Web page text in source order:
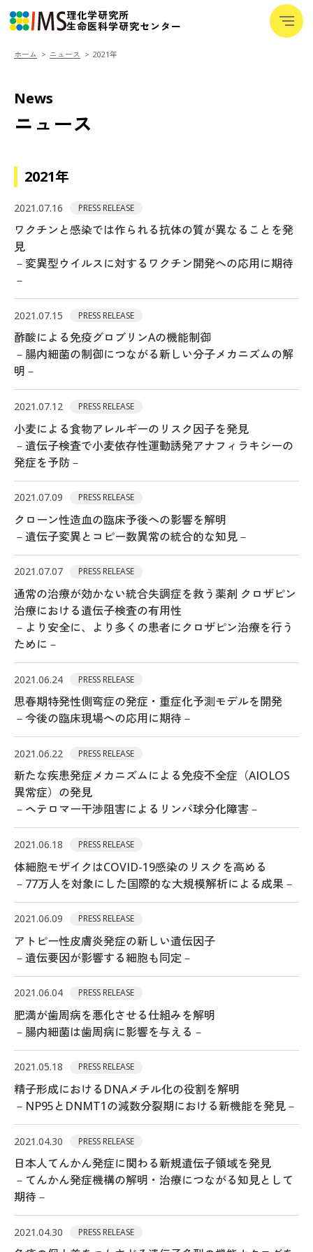
理化学研究所
生命医科学研究センター
─
─
─
研究室紹介
チャレンジ
アクセス
サイトマップ
ENGLISH
国立研究開発法人 理化学研究所
生命医科学研究センター
〒230-0045 神奈川県横浜市鶴見区末広町1丁目7番22号
理化学研究所 横浜事業所
ホーム ニュース 2021年
News
ニュース
2021年
2021.07.16 PRESS RELEASE
ワクチンと感染では作られる抗体の質が異なることを発
見
－変異型ウイルスに対するワクチン開発への応用に期待
－
2021.07.15 PRESS RELEASE
酢酸による免疫グロブリンAの機能制御
－腸内細菌の制御につながる新しい分子メカニズムの解
明－
2021.07.12 PRESS RELEASE
小麦による食物アレルギーのリスク因子を発見
－遺伝子検査で小麦依存性運動誘発アナフィラキシーの
発症を予防－
2021.07.09 PRESS RELEASE
クローン性造血の臨床予後への影響を解明
－遺伝子変異とコピー数異常の統合的な知見－
2021.07.07 PRESS RELEASE
通常の治療が効かない統合失調症を救う薬剤 クロザピン
治療における遺伝子検査の有用性
－より安全に、より多くの患者にクロザピン治療を行う
ために－
2021.06.24 PRESS RELEASE
思春期特発性側弯症の発症・重症化予測モデルを開発
－今後の臨床現場への応用に期待－
2021.06.22 PRESS RELEASE
新たな疾患発症メカニズムによる免疫不全症（AIOLOS
異常症）の発見
－ヘテロマー干渉阻害によるリンパ球分化障害－
2021.06.18 PRESS RELEASE
体細胞モザイクはCOVID-19感染のリスクを高める
－77万人を対象にした国際的な大規模解析による成果－
2021.06.09 PRESS RELEASE
アトピー性皮膚炎発症の新しい遺伝因子
－遺伝要因が影響する細胞も同定－
2021.06.04 PRESS RELEASE
肥満が歯周病を悪化させる仕組みを解明
－腸内細菌は歯周病に影響を与える－
2021.05.18 PRESS RELEASE
精子形成におけるDNAメチル化の役割を解明
－NP95とDNMT1の減数分裂期における新機能を発見－
2021.04.30 PRESS RELEASE
日本人てんかん発症に関わる新規遺伝子領域を発見
－てんかん発症機構の解明・治療につながる知見として
期待－
2021.04.30 PRESS RELEASE